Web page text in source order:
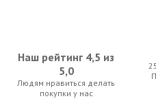
IsoAcoustics ISO-L8R200
Наш рейтинг 4,5 из
5,0
Людям нравиться делать
покупки у нас